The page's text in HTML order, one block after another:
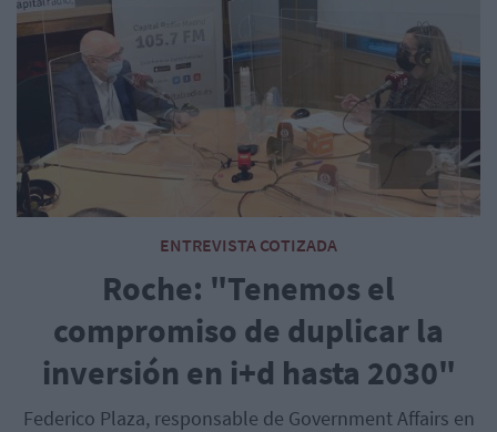
ENTREVISTA COTIZADA
Roche: "Tenemos el
compromiso de duplicar la
inversión en i+d hasta 2030"
Federico Plaza, responsable de Government Affairs en